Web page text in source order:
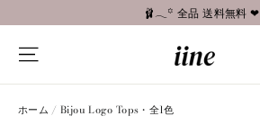
ン
ツ
🩰𓂃꙳ 全品 送料無料 ❤︎
ナビゲーションメニュー
ホーム / Bijou Logo Tops・全1色